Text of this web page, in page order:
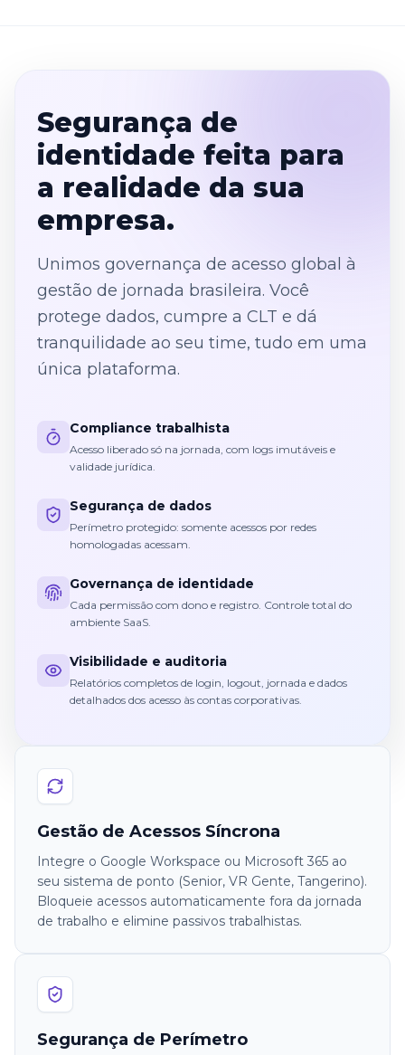
Segurança de
identidade feita para
a realidade da sua
empresa.
Unimos governança de acesso global à
gestão de jornada brasileira. Você
protege dados, cumpre a CLT e dá
tranquilidade ao seu time, tudo em uma
única plataforma.
Compliance trabalhista
Acesso liberado só na jornada, com logs imutáveis e
validade jurídica.
Segurança de dados
Perímetro protegido: somente acessos por redes
homologadas acessam.
Governança de identidade
Cada permissão com dono e registro. Controle total do
ambiente SaaS.
Visibilidade e auditoria
Relatórios completos de login, logout, jornada e dados
detalhados dos acesso às contas corporativas.
Gestão de Acessos Síncrona
Integre o Google Workspace ou Microsoft 365 ao
seu sistema de ponto (Senior, VR Gente, Tangerino).
Bloqueie acessos automaticamente fora da jornada
de trabalho e elimine passivos trabalhistas.
Segurança de Perímetro